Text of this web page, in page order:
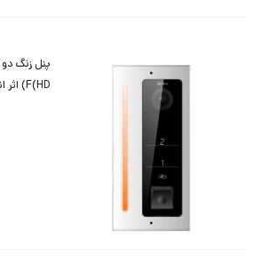
F(HD) اثر انگشتی و کارتی